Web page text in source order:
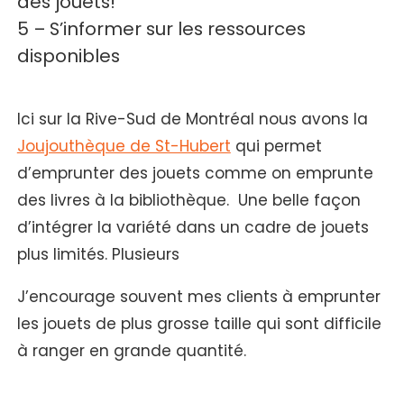
5 – S’informer sur les ressources
disponibles
Ici sur la Rive-Sud de Montréal nous avons la
Joujouthèque de St-Hubert qui permet
d’emprunter des jouets comme on emprunte
des livres à la bibliothèque. Une belle façon
d’intégrer la variété dans un cadre de jouets
plus limités. Plusieurs
J’encourage souvent mes clients à emprunter
les jouets de plus grosse taille qui sont difficile
à ranger en grande quantité.